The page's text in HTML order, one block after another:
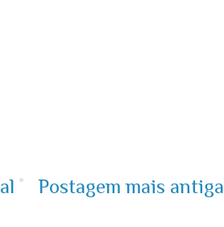
Postagem mais antiga